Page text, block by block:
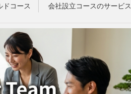
ドコース
会社設立コースのサービス